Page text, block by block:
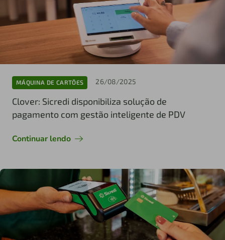
MÁQUINA DE CARTÕES 26/08/2025
Clover: Sicredi disponibiliza solução de
pagamento com gestão inteligente de PDV
Continuar lendo